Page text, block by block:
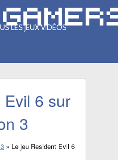
LES JEUX VIDÉOS
6 sur
3
» Le jeu Resident Evil 6